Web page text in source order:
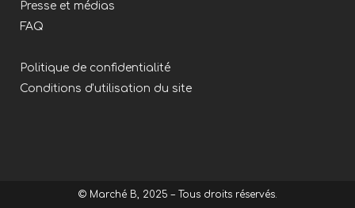
Presse et médias
FAQ
Politique de confidentialité
Conditions d'utilisation du site
© Marché B, 2025 – Tous droits réservés.